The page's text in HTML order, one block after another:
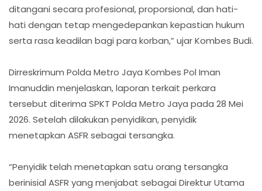
ditangani secara profesional, proporsional, dan hati-
hati dengan tetap mengedepankan kepastian hukum
serta rasa keadilan bagi para korban,” ujar Kombes Budi.
Dirreskrimum Polda Metro Jaya Kombes Pol Iman
Imanuddin menjelaskan, laporan terkait perkara
tersebut diterima SPKT Polda Metro Jaya pada 28 Mei
2026. Setelah dilakukan penyidikan, penyidik
menetapkan ASFR sebagai tersangka.
“Penyidik telah menetapkan satu orang tersangka
berinisial ASFR yang menjabat sebagai Direktur Utama